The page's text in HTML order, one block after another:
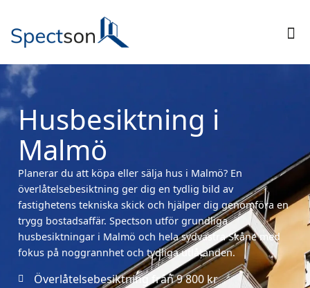
Husbesiktning i
Malmö
Planerar du att köpa eller sälja hus i Malmö? En
överlåtelsebesiktning ger dig en tydlig bild av
fastighetens tekniska skick och hjälper dig genomföra en
trygg bostadsaffär. Spectson utför grundliga
husbesiktningar i Malmö och hela sydvästra Skåne med
fokus på noggrannhet och tydliga utlåtanden.
Överlåtelsebesiktning från 9 800 kr